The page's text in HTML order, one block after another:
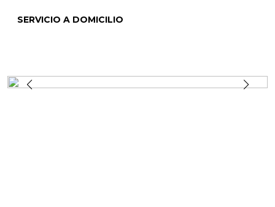
SERVICIO A DOMICILIO